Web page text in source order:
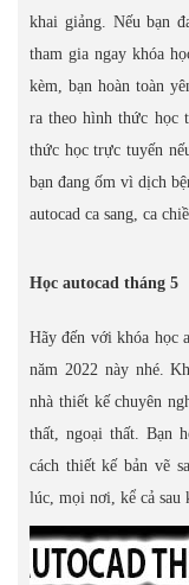
khai giảng. Nếu bạn
tham gia ngay khóa
kèm, bạn hoàn toàn
ra theo hình thức học
thức học trực tuyến
bạn đang ốm vì dịch
autocad ca sang, ca
Học autocad tháng 5
Hãy đến với khóa học
năm 2022 này nhé.
nhà thiết kế chuyên
thất, ngoại thất. Bạn
cách thiết kế bản vẽ
lúc, mọi nơi, kể cả sau